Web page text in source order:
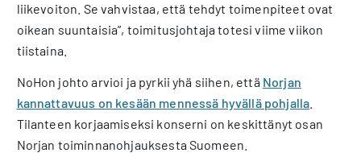
liikevoiton. Se vahvistaa, että tehdyt toimenpiteet ovat
oikean suuntaisia”, toimitusjohtaja totesi viime viikon
tiistaina.
NoHon johto arvioi ja pyrkii yhä siihen, että Norjan
kannattavuus on kesään mennessä hyvällä pohjalla
Tilanteen korjaamiseksi konserni on keskittänyt osan
Norjan toiminnanohjauksesta Suomeen.